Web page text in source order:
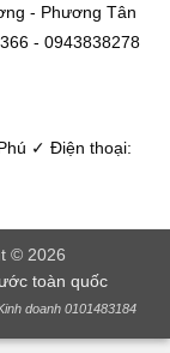
- Phương Tân
- 0943838278
✓ Điện thoại:
© 2026
toàn quốc
doanh 0101483184